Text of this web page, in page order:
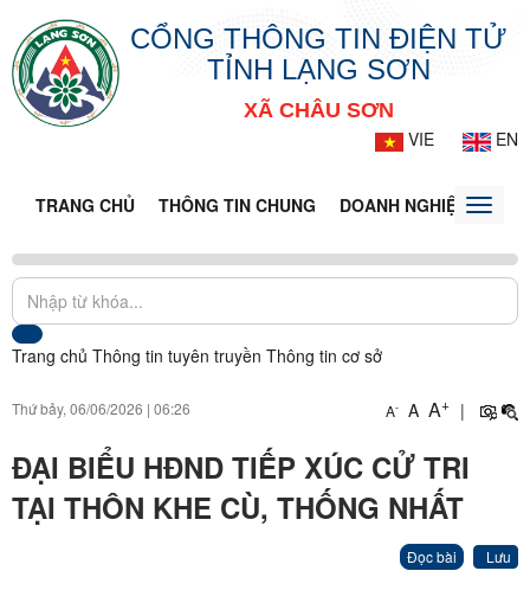
CỔNG THÔNG TIN ĐIỆN TỬ
TỈNH LẠNG SƠN
XÃ CHÂU SƠN
VIE
EN
TRANG CHỦ THÔNG TIN CHUNG DOANH NGHIỆP TIN
Toggle
Trang chủ Thông tin tuyên truyền Thông tin cơ sở
Thứ bảy, 06/06/2026 | 06:26 A- A A+ |
ĐẠI BIỂU HĐND TIẾP XÚC CỬ TRI
TẠI THÔN KHE CÙ, THỐNG NHẤT
Đọc bài Lưu